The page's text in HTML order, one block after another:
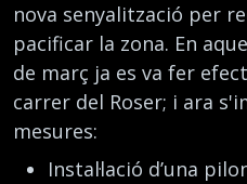
nova senyalització per
pacificar la zona. En
de març ja es va fer
carrer del Roser; i ara
mesures:
Instal·lació d’una